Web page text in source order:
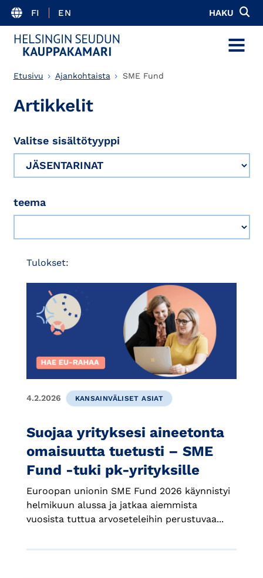
FI EN HAKU
MENU
Etusivu Ajankohtaista SME Fund
Artikkelit
Valitse sisältötyyppi
teema
Tulokset:
4.2.2026 KANSAINVÄLISET ASIAT
Suojaa yrityksesi aineetonta
omaisuutta tuetusti – SME
Fund -tuki pk-yrityksille
Euroopan unionin SME Fund 2026 käynnistyi
helmikuun alussa ja jatkaa aiemmista
vuosista tuttua arvoseteleihin perustuvaa...